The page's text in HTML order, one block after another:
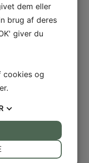
dem eller
brug af deres
giver du
cookies og
.